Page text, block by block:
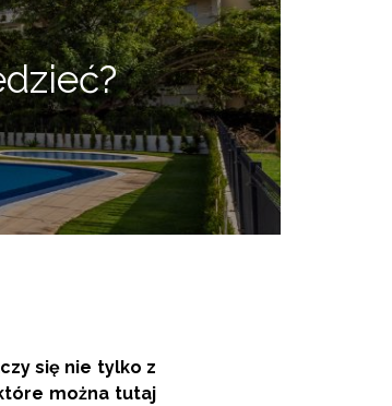
się nie tylko z
można tutaj